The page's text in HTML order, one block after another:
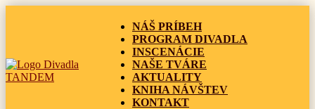
NÁŠ PRÍBEH
PROGRAM DIVADLA
INSCENÁCIE
NAŠE TVÁRE
AKTUALITY
KNIHA NÁVŠTEV
KONTAKT